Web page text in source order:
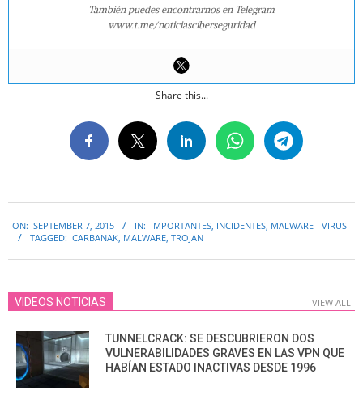
También puedes encontrarnos en Telegram
www.t.me/noticiasciberseguridad
Share this...
09-
ON: SEPTEMBER 7, 2015 IN: IMPORTANTES INCIDENTES MALWARE - VIRUS
TAGGED: CARBANAK MALWARE TROJAN
VIDEOS NOTICIAS VIEW ALL
TUNNELCRACK: SE DESCUBRIERON DOS
VULNERABILIDADES GRAVES EN LAS VPN QUE
HABÍAN ESTADO INACTIVAS DESDE 1996